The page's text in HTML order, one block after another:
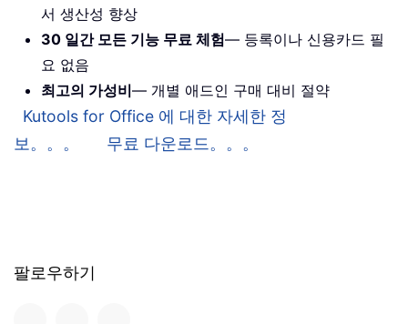
서 생산성 향상
30 일간 모든 기능 무료 체험— 등록이나 신용카드 필
요 없음
최고의 가성비— 개별 애드인 구매 대비 절약
Kutools for Office 에 대한 자세한 정
보。。。
무료 다운로드。。。
팔로우하기